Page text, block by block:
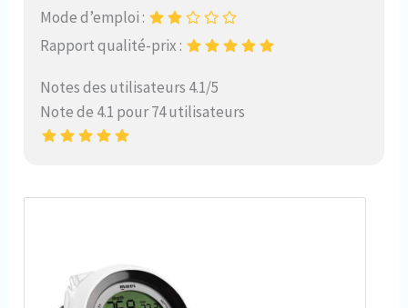
Mode d’emploi :
Rapport qualité-prix :
Notes des utilisateurs 4.1/5
Note de 4.1 pour 74 utilisateurs